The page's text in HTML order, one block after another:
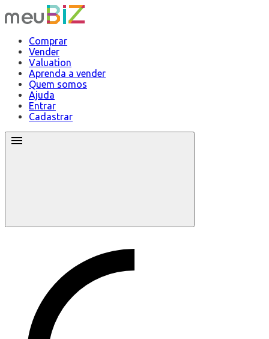
Comprar
Vender
Valuation
Aprenda a vender
Quem somos
Ajuda
Entrar
Cadastrar